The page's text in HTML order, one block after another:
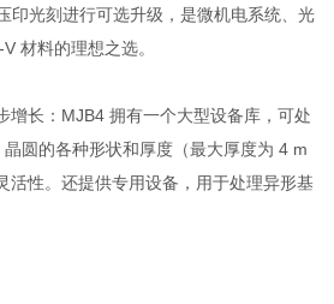
印光刻进行可选升级，是微机电系统、光
材料的理想之选。
增长：MJB4 拥有一个大型设备库，可处
圆的各种形状和厚度（最大厚度为 4 m
活性。还提供专用设备，用于处理异形基